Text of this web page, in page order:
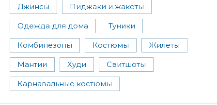
Джинсы Пиджаки и жакеты
Одежда для дома Туники
Комбинезоны Костюмы Жилеты
Мантии Худи Свитшоты
Карнавальные костюмы